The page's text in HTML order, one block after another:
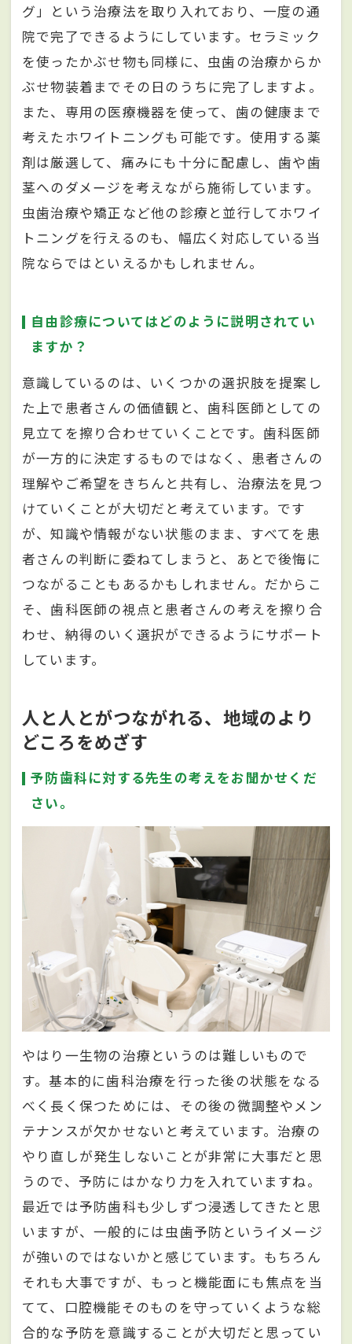
グ」という治療法を取り入れており、一度の通
院で完了できるようにしています。セラミック
を使ったかぶせ物も同様に、虫歯の治療からか
ぶせ物装着までその日のうちに完了しますよ。
また、専用の医療機器を使って、歯の健康まで
考えたホワイトニングも可能です。使用する薬
剤は厳選して、痛みにも十分に配慮し、歯や歯
茎へのダメージを考えながら施術しています。
虫歯治療や矯正など他の診療と並行してホワイ
トニングを行えるのも、幅広く対応している当
院ならではといえるかもしれません。
自由診療についてはどのように説明されてい
ますか？
意識しているのは、いくつかの選択肢を提案し
た上で患者さんの価値観と、歯科医師としての
見立てを擦り合わせていくことです。歯科医師
が一方的に決定するものではなく、患者さんの
理解やご希望をきちんと共有し、治療法を見つ
けていくことが大切だと考えています。です
が、知識や情報がない状態のまま、すべてを患
者さんの判断に委ねてしまうと、あとで後悔に
つながることもあるかもしれません。だからこ
そ、歯科医師の視点と患者さんの考えを擦り合
わせ、納得のいく選択ができるようにサポート
しています。
人と人とがつながれる、地域のより
どころをめざす
予防歯科に対する先生の考えをお聞かせくだ
さい。
やはり一生物の治療というのは難しいもので
す。基本的に歯科治療を行った後の状態をなる
べく長く保つためには、その後の微調整やメン
テナンスが欠かせないと考えています。治療の
やり直しが発生しないことが非常に大事だと思
うので、予防にはかなり力を入れていますね。
最近では予防歯科も少しずつ浸透してきたと思
いますが、一般的には虫歯予防というイメージ
が強いのではないかと感じています。もちろん
それも大事ですが、もっと機能面にも焦点を当
てて、口腔機能そのものを守っていくような総
合的な予防を意識することが大切だと思ってい